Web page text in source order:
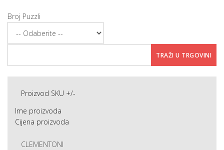
Broj Puzzli
Proizvod SKU +/-
Ime proizvoda
Cijena proizvoda
CLEMENTONI